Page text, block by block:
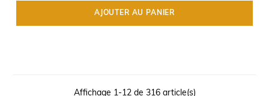
AJOUTER AU PANIER
Affichage 1-12 de 316 article(s)